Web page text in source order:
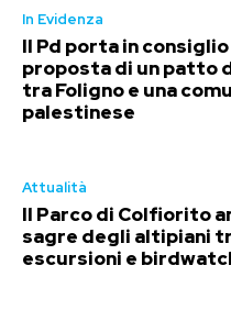
In Evidenza
Il Pd porta in consiglio
proposta di un patto
tra Foligno e una
palestinese
Attualità
Il Parco di Colfiorito
sagre degli altipiani
escursioni e